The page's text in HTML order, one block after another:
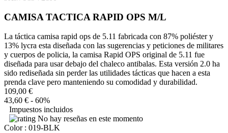
CAMISA TACTICA RAPID OPS M/L
La táctica camisa rapid ops de 5.11 fabricada con 87% poliéster y
13% lycra esta diseñada con las sugerencias y peticiones de militares
y cuerpos de policia, la camisa Rapid OPS original de 5.11 fue
diseñada para usar debajo del chaleco antibalas. Esta versión 2.0 ha
sido rediseñada sin perder las utilidades tácticas que hacen a esta
prenda clave pero manteniendo su comodidad y durabilidad.
109,00 €
43,60 € - 60%
Impuestos incluidos
No hay reseñas en este momento
Color : 019-BLK